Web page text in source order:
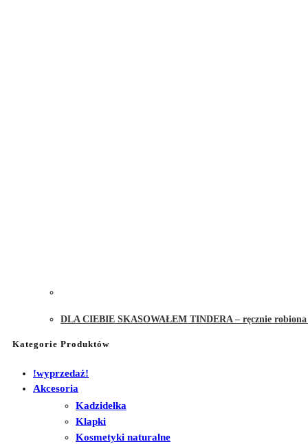
DLA CIEBIE SKASOWAŁEM TINDERA – ręcznie robiona
Kategorie Produktów
!wyprzedaż!
Akcesoria
Kadzidełka
Klapki
Kosmetyki naturalne